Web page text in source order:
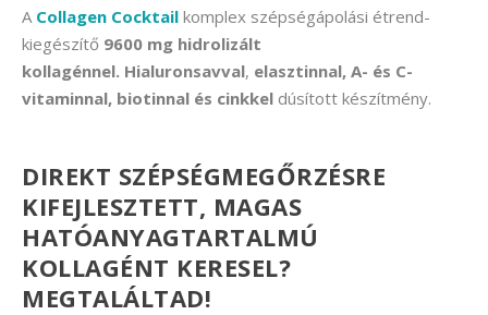
A Collagen Cocktail komplex szépségápolási étrend-
kiegészítő 9600 mg hidrolizált
kollagénnel. Hialuronsavval, elasztinnal, A- és C-
vitaminnal, biotinnal és cinkkel dúsított készítmény.
DIREKT SZÉPSÉGMEGŐRZÉSRE
KIFEJLESZTETT, MAGAS
HATÓANYAGTARTALMÚ
KOLLAGÉNT KERESEL?
MEGTALÁLTAD!